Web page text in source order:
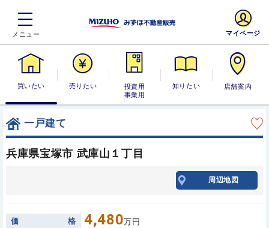
買いたい 売りたい
投資用・事業
用
知りたい 店舗案内
マイページ
一戸建て
兵庫県宝塚市 武庫山１丁目
周辺地図
価 格 4,480万円